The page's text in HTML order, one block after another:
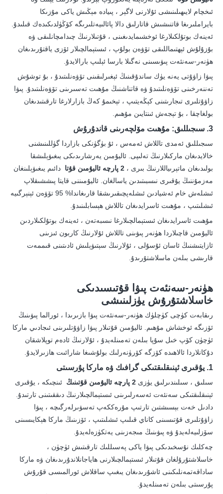
ئىخچام لايىھىلىنىشى ئۇلارنى لاگېر ، پىيادە مېڭىش ياكى مۇزىكا
بايراملىرىغا قاتنىشىش قاتارلىق دالا پائالىيەتلىرىگە كۆڭۈلدىكىدەك قىلىدۇ.
ئەينەك بوتۇلكىلارغا ئوخشىمايدىغىنى ، قۇتىلارنىڭ چىدامچانلىقى ۋە
بۇزۇلۇش ئېھتىماللىقى تۆۋەن بولۇپ ، ئىستېمالچىلار ئۆزى ياقتۇرىدىغان
ھۈنەر-سەنئەت پىۋىسىنى نەگىلا بارسا ئېلىپ بارالايدۇ.
پىۋا زاۋۇتى يەنە يۈك ساندۇقىنىڭ ئېغىرلىقىنى تۆۋەنلىتىدۇ ، بۇ توشۇش
تەننەرخىنى تۆۋەنلىتىدۇ ۋە قاتناشنىڭ مۇھىت تەسىرىنى تۆۋەنلىتىدۇ. پىۋا
زاۋۇتلىرى تىجارىتىنى كېڭەيتىپ ، تېخىمۇ كەڭ بازارلارغا تارقىتىدىغان
بولغاچقا ، بۇ تېجەش ئىنتايىن مۇھىم.
3. سىجىللىق: مۇھىت مۆلچەرىنى قاندۇرۇش
سىجىللىق ئەمدى تاللاش ئەمەس ، ئۇ بۈگۈنكى بازاردا گۈللىنىشنى
خالايدىغان ماركىلارنىڭ تەلىپى. ئاليۇمىن يەرشارىدىكى يىغىۋېلىشقا
بولىدىغان ماتېرىياللارنىڭ بىرى ، 2 پارچە ئاليۇمىن قۇتا
دائىم يىغىۋېلىنغان
مەزمۇننىڭ يۇقىرى نىسبىتىدىن ياسالغان. ئاليۇمىننى قايتا پىششىقلاپ
ئىشلەش خام ئەشيادىن ئىشلەپچىقىرىشقا قارىغاندا% 95 تۆۋەن ئېنېرگىيە
ئىشلىتىپ ، مۇھىت ئاسرايدىغان تاللاش ھېسابلىنىدۇ.
مۇھىت ئاسرايدىغان ئىستېمالچىلارغا نىسبەتەن ، ئەينەك بوتۇلكىلاردىن
ئاليۇمىن قاچىلاردا ھۈنەر پىۋىنى تاللاش ئۇلارنىڭ كاربون ئىزىنى
ئازايتىشنىڭ ئاسان ئۇسۇلى ، ئۇلارنىڭ سېتىۋېلىش ئادىتىنى قىممەت
قارىشى بىلەن ماسلاشتۇرىدۇ.
ھۈنەر-سەنئەت پىۋا قۇتىسىدىكى
خاسلاشتۇرۇش يۈزلىنىشى
رىقابەت كۈچى كۈچلۈك ھۈنەر-سەنئەت پىۋا بازىرىدا ، ئورالما پىۋىنىڭ
ئۆزىگە ئوخشاش مۇھىم. ئاليۇمىن قۇتىلار پىۋا زاۋۇتلىرىنى ئىجادىي ماركا
ئۈچۈن كۆپ خىل سۇپا بىلەن تەمىنلەيدۇ ، ئۇلارنىڭ ئادەم توپلاشقان
دۇكانلاردا ئالاھىدە كۆزگە كۆرۈنەرلىك بولۇشىغا شارائىت ھازىرلايدۇ.
1. يۇقىرى ئېنىقلىقتىكى گرافىك ۋە ماركا پۇرسىتى
سىلىق ، سىلىندىرلىق يۈزى 2 پارچە ئاليۇمىن قۇتىنىڭ
ئىنچىكە ، يۇقىرى
ئېنىقلىقتىكى سەنئەت ئەسەرلىرىنى ئىستېمالچىلارنىڭ دىققىتىنى تارتىدۇ.
دادىل خەت بېسىشتىن تارتىپ مۇرەككەپ تەسۋىرلەرگىچە ، پىۋا
زاۋۇتلىرى قۇتىسىنى كاناي قىلىپ ئىشلىتىپ ، ئۆزىنىڭ ماركا ھېكايىسىنى
سۆزلىيەلەيدۇ ۋە پىۋىنىڭ مىجەزىنى يەتكۈزەلەيدۇ.
چەكلىك نۇسخىدىكى پىۋا ياكى پەسىللىك تارقىتىش ئۈچۈن ،
خاسلاشتۇرۇلغان قۇتىلار ئىستېمالچىلارنى ھاياجانلاندۇرىدىغان ۋە ماركا
ساداقەتمەنلىكىنى ئاشۇرىدىغان يىغىپ ساقلاش ئورالمىسى قۇرۇش
پۇرسىتى بىلەن تەمىنلەيدۇ.